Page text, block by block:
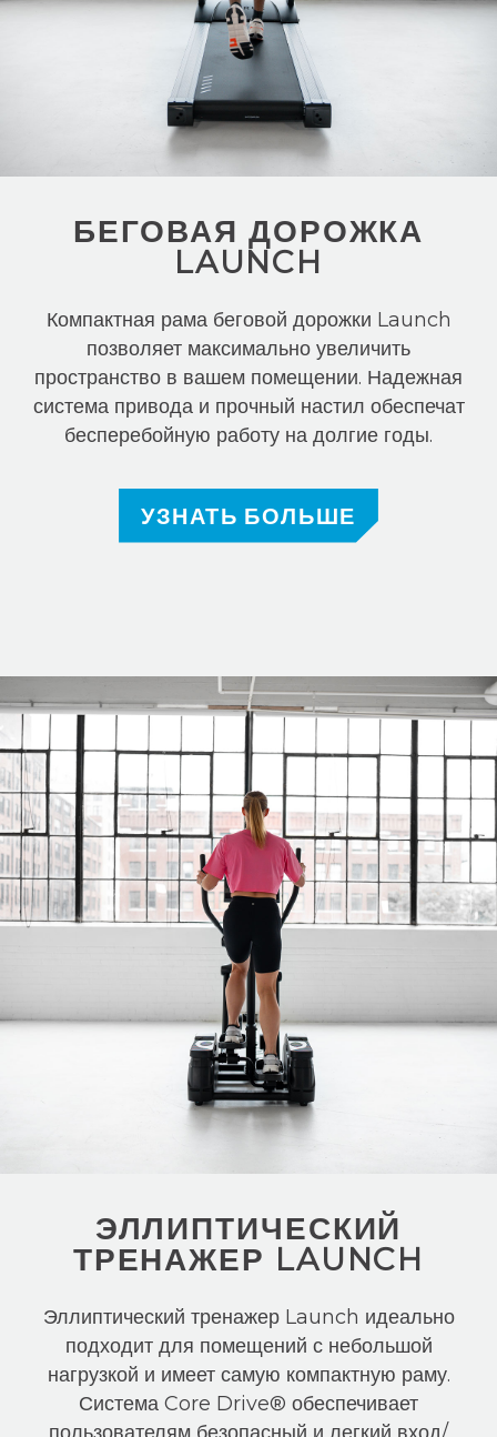
БЕГОВАЯ ДОРОЖКА
LAUNCH
Компактная рама беговой дорожки Launch
позволяет максимально увеличить
пространство в вашем помещении. Надежная
система привода и прочный настил обеспечат
бесперебойную работу на долгие годы.
УЗНАТЬ БОЛЬШЕ
ЭЛЛИПТИЧЕСКИЙ
ТРЕНАЖЕР LAUNCH
Эллиптический тренажер Launch идеально
подходит для помещений с небольшой
нагрузкой и имеет самую компактную раму.
Система Core Drive® обеспечивает
пользователям безопасный и легкий вход/